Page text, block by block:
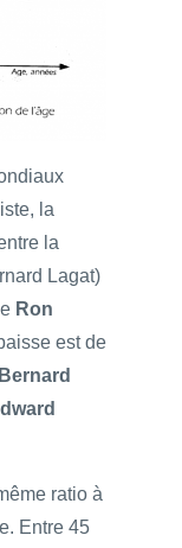
la
la
Lagat)
Ron
est de
Bernard
ratio à
Entre 45